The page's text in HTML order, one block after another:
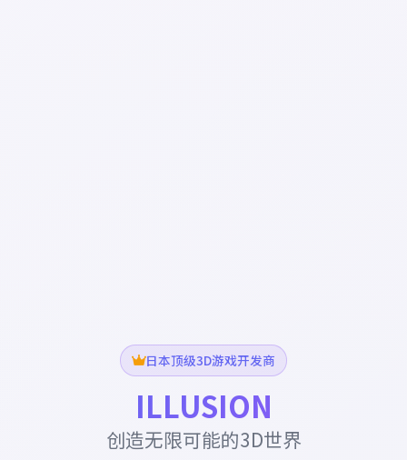
日本顶级3D游戏开发商
ILLUSION
创造无限可能的3D世界